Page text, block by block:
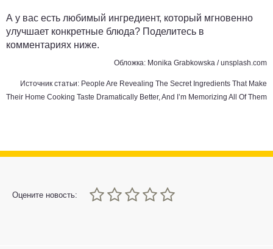
А у вас есть любимый ингредиент, который мгновенно
улучшает конкретные блюда? Поделитесь в
комментариях ниже.
Обложка: Monika Grabkowska /unsplash.com
Источник статьи: People Are Revealing The Secret Ingredients That Make
Their Home Cooking Taste Dramatically Better, And I’m Memorizing All Of Them
Оцените новость:
0
1 3 4 5